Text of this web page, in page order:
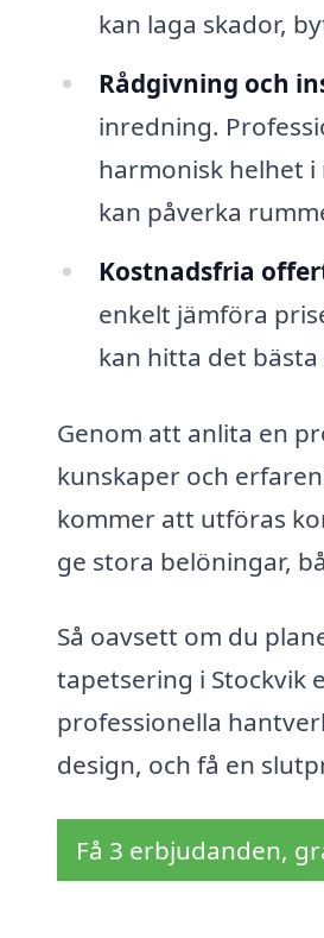
kan laga skador,
Rådgivning och
inredning.
harmonisk helhet
kan påverka
Kostnadsfria
enkelt jämföra
kan hitta det
Genom att anlita en
kunskaper och
kommer att utföras
ge stora belöningar,
Så oavsett om du
tapetsering i Stockvik
professionella
design, och få en
Få 3 erbjudanden,